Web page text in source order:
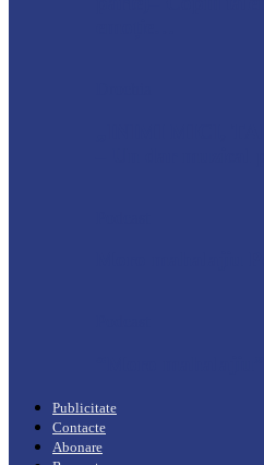
Publicitate
Contacte
Abonare